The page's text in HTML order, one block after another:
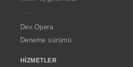
a
Dev.Opera
Deneme sürümü
HIZMETLER